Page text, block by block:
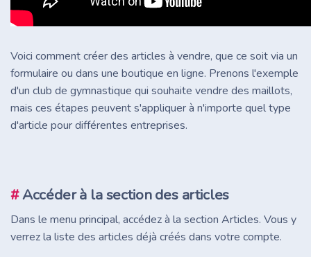
Voici comment créer des articles à vendre, que ce soit via un
formulaire ou dans une boutique en ligne. Prenons l'exemple
d'un club de gymnastique qui souhaite vendre des maillots,
mais ces étapes peuvent s'appliquer à n'importe quel type
d'article pour différentes entreprises.
#Accéder à la section des articles
Dans le menu principal, accédez à la section Articles. Vous y
verrez la liste des articles déjà créés dans votre compte.